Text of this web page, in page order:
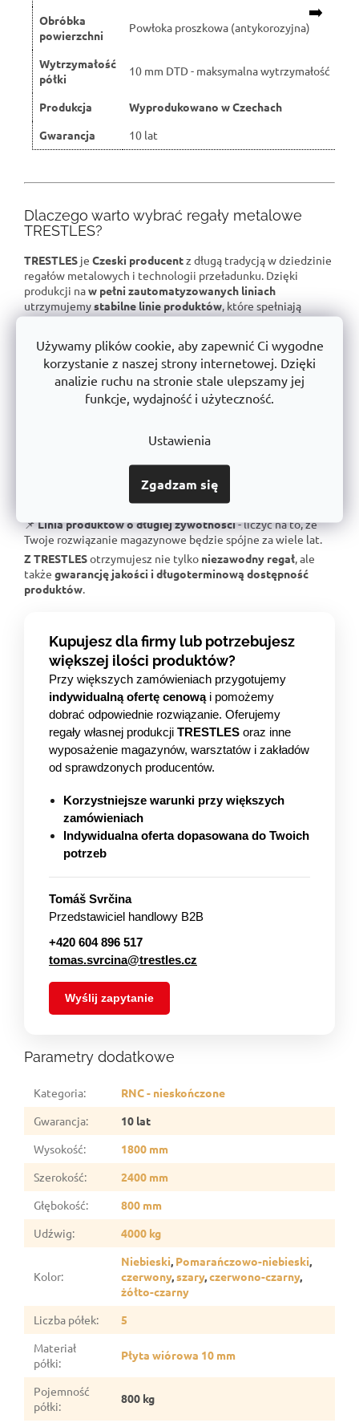
Używamy plików cookie, aby zapewnić Ci wygodne
korzystanie z naszej strony internetowej. Dzięki
analizie ruchu na stronie stale ulepszamy jej
funkcje, wydajność i użyteczność.
Ustawienia
Zgadzam się
➡️
Obróbka
powierzchni
Powłoka proszkowa (antykorozyjna)
Wytrzymałość
półki
10 mm DTD - maksymalna wytrzymałość
Produkcja
Wyprodukowano w Czechach
Gwarancja
10 lat
Dlaczego warto wybrać regały metalowe
TRESTLES?
TRESTLES je Czeski producentz długą tradycją w dziedzinie
regałów metalowych i technologii przeładunku. Dzięki
produkcji naw pełni zautomatyzowanych liniach
utrzymujemystabilne linie produktów , które spełniają
najwyższe standardy jakości.
📌Duża stabilność- solidna stalowa konstrukcja
przetestowana pod kątem ekstremalnych obciążeń.
Gwarantowany udźwig- Każdy regał jest certyfikowany
dla określonego obciążenia.
jakość wykonania w uczciwej cenie.
Wsparcie dla czeskiej produkcji- inwestujemy w lokalną
produkcję i postęp technologiczny.
📌Linia produktów o długiej żywotności- liczyć na to, że
Twoje rozwiązanie magazynowe będzie spójne za wiele lat.
Z TRESTLESotrzymujesz nie tylko niezawodny regał , ale
także gwarancję jakości i długoterminową dostępność
produktów
Kupujesz dla firmy lub potrzebujesz
większej ilości produktów?
Przy większych zamówieniach przygotujemy
indywidualną ofertę cenowąi pomożemy
dobrać odpowiednie rozwiązanie. Oferujemy
regały własnej produkcji TRESTLES oraz inne
wyposażenie magazynów, warsztatów i zakładów
od sprawdzonych producentów.
Korzystniejsze warunki przy większych
zamówieniach
Indywidualna oferta dopasowana do Twoich
potrzeb
Tomáš Svrčina
Przedstawiciel handlowy B2B
+420 604 896 517
tomas.svrcina@trestles.cz
Wyślij zapytanie
Parametry dodatkowe
Kategoria:
RNC - nieskończone
Gwarancja:
10 lat
Wysokość:
1800 mm
Szerokość:
2400 mm
Głębokość:
800 mm
Udźwig: 4000 kg
Kolor:
Niebieski Pomarańczowo-niebieski
czerwony, szary, czerwono-czarny,
żółto-czarny
Liczba półek:
5
Materiał
półki:
Płyta wiórowa 10 mm
Pojemność
półki:
800 kg